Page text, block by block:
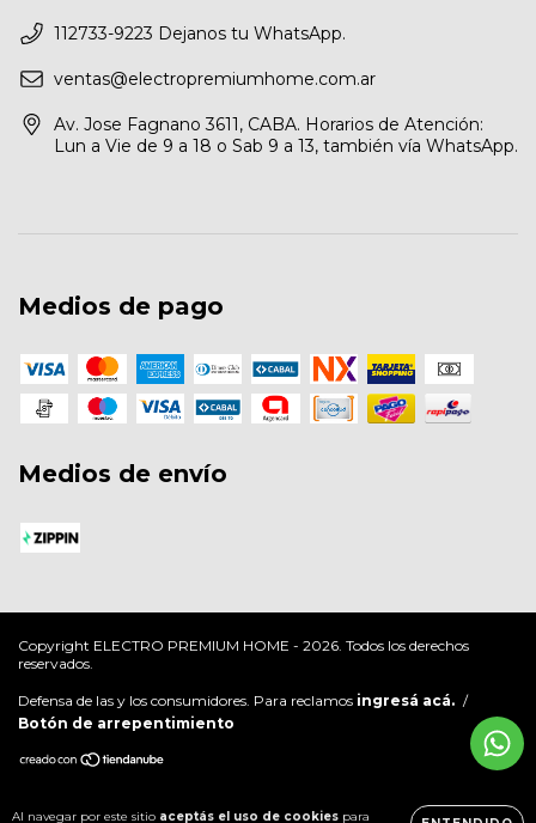
Al navegar por este sitio aceptás el uso de cookies para
112733-9223 Dejanos tu WhatsApp.
ventas@electropremiumhome.com.ar
Av. Jose Fagnano 3611, CABA. Horarios de Atención:
Lun a Vie de 9 a 18 o Sab 9 a 13, también vía WhatsApp.
Medios de pago
Medios de envío
Copyright ELECTRO PREMIUM HOME - 2026. Todos los derechos
reservados.
Defensa de las y los consumidores. Para reclamos ingresá acá. /
Botón de arrepentimiento